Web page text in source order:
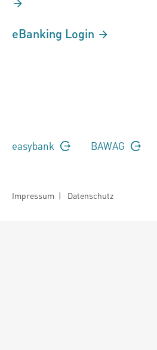
eBanking Login
easybank BAWAG
Impressum | Datenschutz